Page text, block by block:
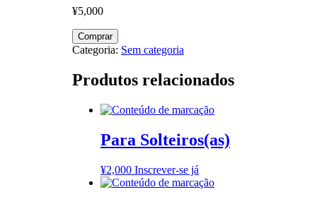
¥5,000
Finanças
Pessoais
Prática
quantidade
Comprar
Categoria: Sem categoria
Produtos relacionados
Para Solteiros(as)
¥2,000 Inscrever-se já